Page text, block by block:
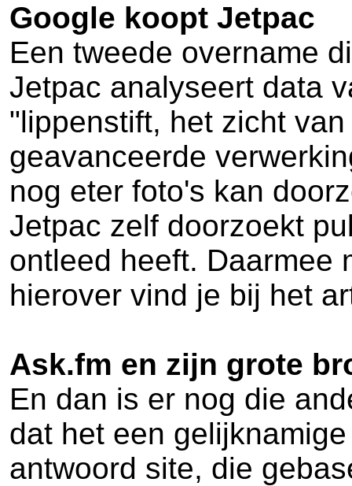
Google koopt Jetpac
Een tweede overname
Jetpac analyseert data
"lippenstift, het zicht
geavanceerde
nog eter foto's kan
Jetpac zelf doorzoekt
ontleed heeft. Daarmee
hierover vind je bij het
Ask.fm en zijn grote
En dan is er nog die
dat het een
antwoord site, die